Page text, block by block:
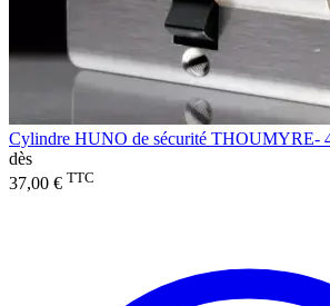
Cylindre HUNO de sécurité THOUMYRE-
dès
37,00 € TTC